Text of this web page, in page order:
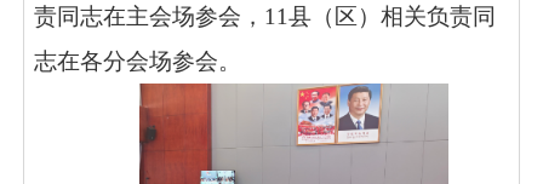
责同志在主会场参会， 11县（区）相关负责同
志在各分会场参会。